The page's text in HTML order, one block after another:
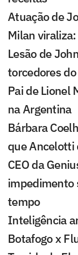
Atuação de
Milan
Lesão de
torcedores
Pai de Lionel
na Argentina
Bárbara
que Ancelotti
CEO da
impedimento
tempo
Inteligência
Botafogo x